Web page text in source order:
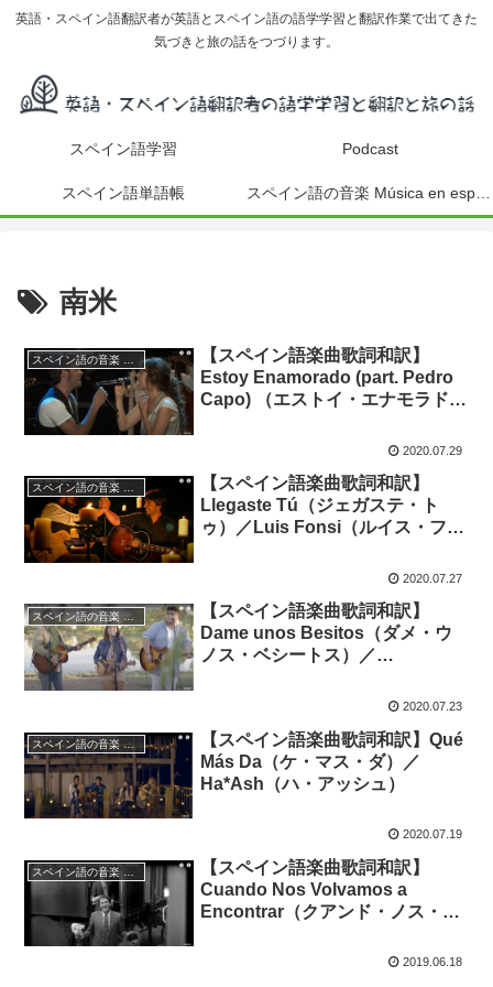
英語・スペイン語翻訳者が英語とスペイン語の語学学習と翻訳作業で出てきた
気づきと旅の話をつづります。
スペイン語学習 Podcast
スペイン語単語帳
南米
【スペイン語楽曲歌詞和訳】
Estoy Enamorado (part. Pedro
Capo) （エストイ・エナモラド）
2020.07.29
スペイン語の音楽 Música en español
【スペイン語楽曲歌詞和訳】
Llegaste Tú（ジェガステ・ト
ゥ）／Luis Fonsi（ルイス・フォ
2020.07.27
スペイン語の音楽 Música en español
【スペイン語楽曲歌詞和訳】
Dame unos Besitos（ダメ・ウ
ノス・ベシートス）／
2020.07.23
スペイン語の音楽 Música en español
【スペイン語楽曲歌詞和訳】Qué
Más Da（ケ・マス・ダ）／
Ha*Ash（ハ・アッシュ）
2020.07.19
スペイン語の音楽 Música en español
【スペイン語楽曲歌詞和訳】
Cuando Nos Volvamos a
Encontrar（クアンド・ノス・ボ
ル）ft. Marc Anthony／ Carlos
2019.06.18